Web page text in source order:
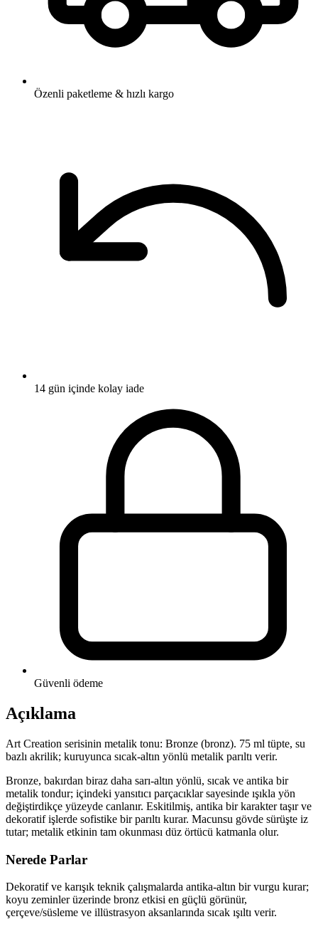
Özenli paketleme & hızlı kargo
14 gün içinde kolay iade
Güvenli ödeme
Açıklama
Art Creation serisinin metalik tonu: Bronze (bronz). 75 ml tüpte, su
bazlı akrilik; kuruyunca sıcak-altın yönlü metalik parıltı verir.
Bronze, bakırdan biraz daha sarı-altın yönlü, sıcak ve antika bir
metalik tondur; içindeki yansıtıcı parçacıklar sayesinde ışıkla yön
değiştirdikçe yüzeyde canlanır. Eskitilmiş, antika bir karakter taşır ve
dekoratif işlerde sofistike bir parıltı kurar. Macunsu gövde sürüşte iz
tutar; metalik etkinin tam okunması düz örtücü katmanla olur.
Nerede Parlar
Dekoratif ve karışık teknik çalışmalarda antika-altın bir vurgu kurar;
koyu zeminler üzerinde bronz etkisi en güçlü görünür,
çerçeve/süsleme ve illüstrasyon aksanlarında sıcak ışıltı verir.